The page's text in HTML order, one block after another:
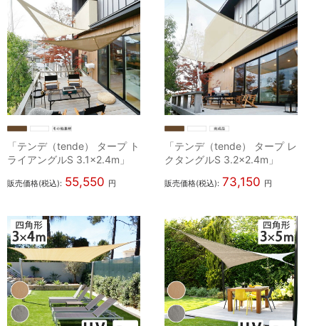
「テンデ（tende） タープ ト
ライアングルS 3.1×2.4m」
販売価格(税込): 55,550 円
「テンデ（tende） タープ レ
クタングルS 3.2×2.4m」
販売価格(税込): 73,150 円